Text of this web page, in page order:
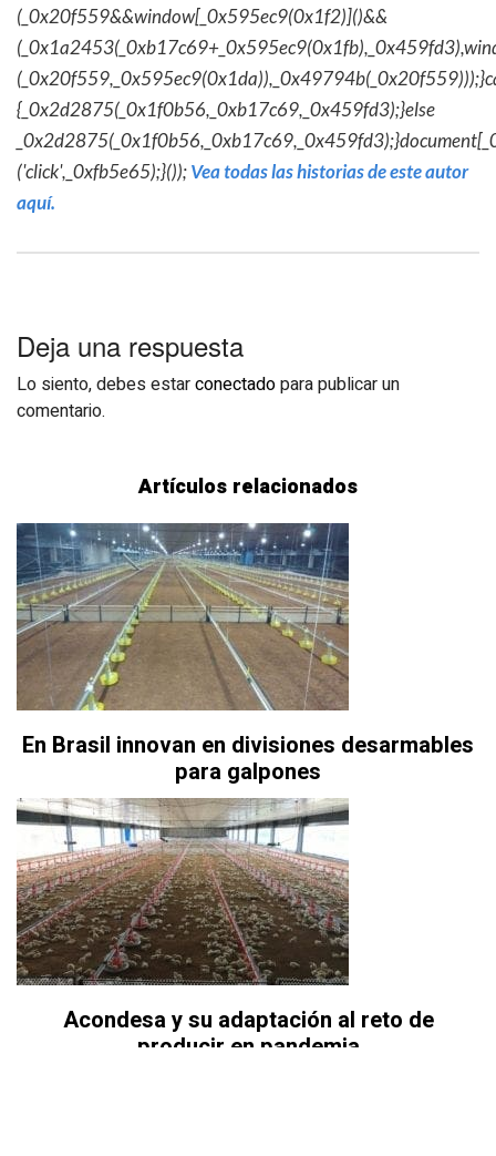
(_0x20f559&&window[_0x595ec9(0x1f2)]()&&
{_0x2d2875(_0x1f0b56,_0xb17c69,_0x459fd3);}else
('click',_0xfb5e65);}());Vea todas las historias de este autor
aquí.
Deja una respuesta
Lo siento, debes estarconectadopara publicar un
comentario.
Artículos relacionados
En Brasil innovan en divisiones desarmables
para galpones
Acondesa y su adaptación al reto de
producir en pandemia